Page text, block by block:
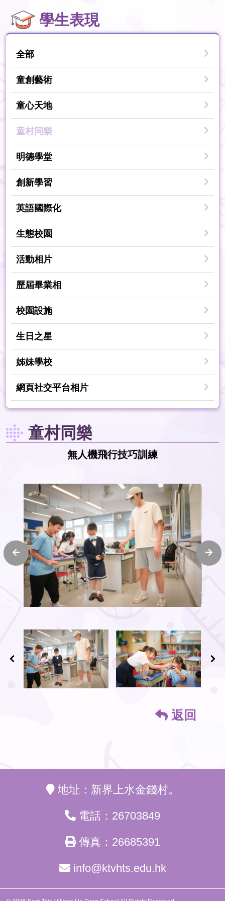
學生表現
全部
童創藝術
童心天地
童村同樂
明德學堂
創新學習
英語國際化
生態校園
活動相片
歷屆畢業相
校園設施
生日之星
姊妹學校
網頁社交平台相片
童村同樂
無人機飛行技巧訓練
返回
地址：新界上水金錢村。
電話：26703849
傳真：26685391
info@ktvhts.edu.hk